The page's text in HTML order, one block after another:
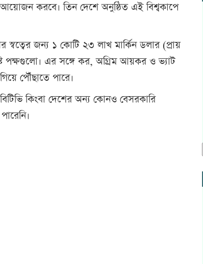
আয়োজন করবে। তিন দেশে অনুষ্ঠিত এই বিশ্বকাপে
স্বত্বের জন্য ১ কোটি ২৩ লাখ মার্কিন ডলার (প্রায়
পক্ষগুলো। এর সঙ্গে কর, অগ্রিম আয়কর ও ভ্যাট
পৌঁছাতে পারে।
কিংবা দেশের অন্য কোনও বেসরকারি